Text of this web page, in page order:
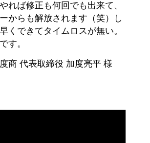
れば修正も何回でも出来て、
からも解放されます（笑）し
くできてタイムロスが無い。
す。
商 代表取締役 加度亮平 様